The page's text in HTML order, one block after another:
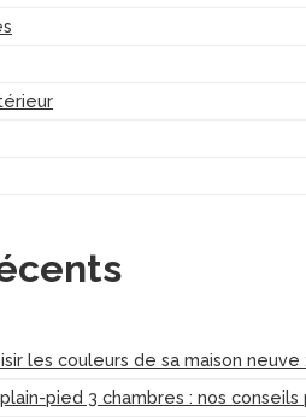
les couleurs de sa maison
pied 3 chambres : nos